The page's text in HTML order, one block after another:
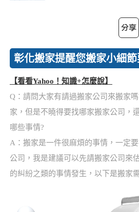
彰化搬家提醒您搬家小細節
【看看Yahoo！知識+怎麼說】
Q：請問大家有請過搬家公司來搬家
家，但是不曉得要找哪家搬家公司，
哪些事情?
A：搬家是一件很麻煩的事情，一定
公司，我是建議可以先請搬家公司來
的糾紛之類的事情發生，以下是搬家